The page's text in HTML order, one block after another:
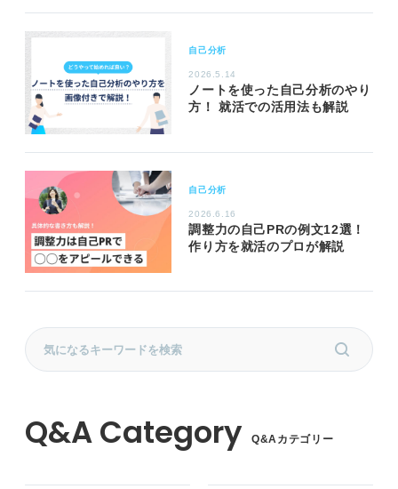
自己分析
2026.5.14
ノートを使った自己分析のやり
方！ 就活での活用法も解説
自己分析
2026.6.16
調整力の自己PRの例文12選！
作り方を就活のプロが解説
Q&Aカテゴリー